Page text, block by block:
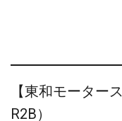
【東和モーター
R2B）